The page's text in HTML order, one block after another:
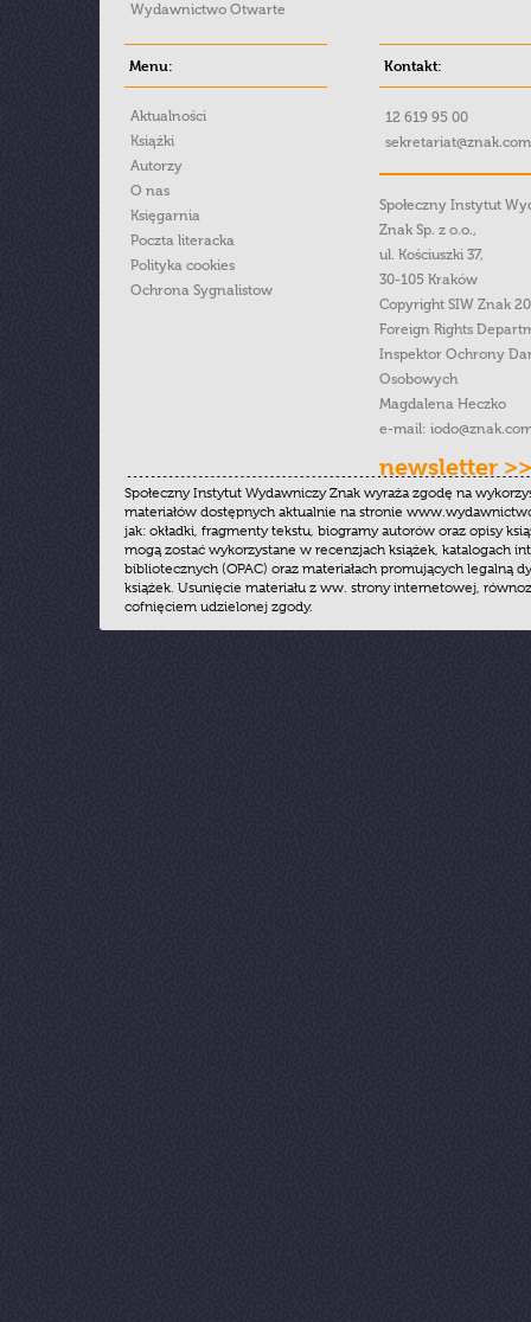
Wydawnictwo Otwarte
Menu:
Aktualności
Książki
Autorzy
O nas
Księgarnia
Poczta literacka
Polityka cookies
Ochrona Sygnalistow
Kontakt:
12 619 95 00
Społeczny Instytut
Znak Sp. z o.o.,
ul. Kościuszki 37,
30-105 Kraków
Copyright SIW Znak
Foreign Rights
Inspektor Ochrony
Osobowych
Magdalena Heczko
e-mail:
newsletter >>
Społeczny Instytut Wydawniczy Znak wyraża zgodę na
materiałów dostępnych aktualnie na stronie
jak: okładki, fragmenty tekstu, biogramy autorów oraz opisy
mogą zostać wykorzystane w recenzjach książek, katalogach
bibliotecznych (OPAC) oraz materiałach promujących legalną
książek. Usunięcie materiału z ww. strony internetowej,
cofnięciem udzielonej zgody.